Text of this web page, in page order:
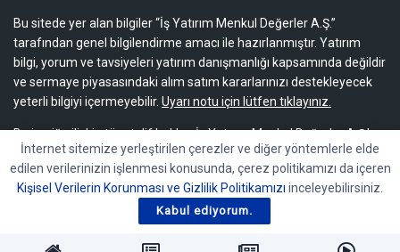
Bu sitede yer alan bilgiler “İş Yatırım Menkul Değerler A.Ş.”
tarafından genel bilgilendirme amacı ile hazırlanmıştır. Yatırım
bilgi, yorum ve tavsiyeleri yatırım danışmanlığı kapsamında değildir
ve sermaye piyasasındaki alım satım kararlarınızı destekleyecek
yeterli bilgiyi içermeyebilir. Uyarı notu için lütfen tıklayınız.
Bu içeriğe ilişkin tüm telif hakları İş Yatırım Menkul Değerler A.Ş.’ye
aittir. Bu içerik, açık iznimiz olmaksızın başkaları tarafından
herhangi bir amaçla, kısmen veya tamamen çoğaltılamaz,
dağıtılamaz, yayımlanamaz veya değiştirilemez.
İnternet sitemize yerleştirilen çerezler ve diğer yöntemlerle elde
edilen verilerinizin işlenmesi konusunda, çerez politikamızı da içeren
Kişisel Verilerin Korunması ve Gizlilik Politikamızı inceleyebilirsiniz.
Kabul ediyorum.